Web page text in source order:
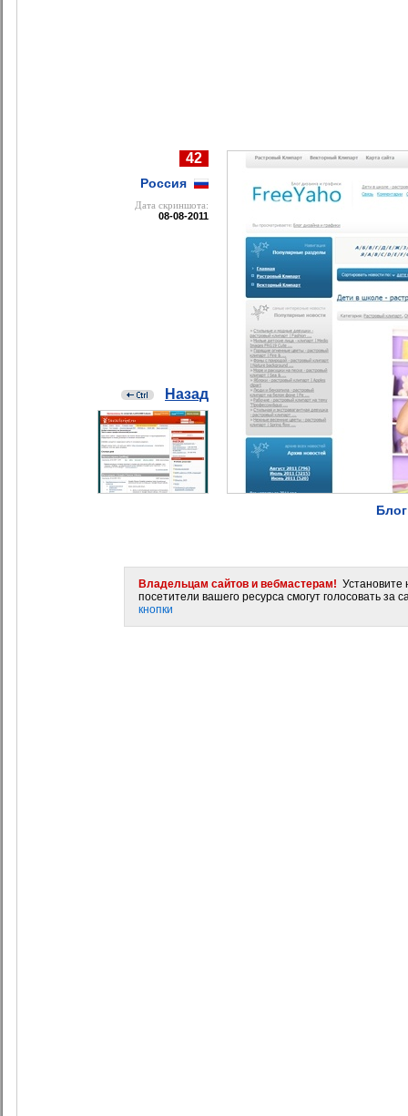
42
Россия
Дата cкриншота:
08-08-2011
Назад
Владельцам сайтов и вебмастерам! Установите
посетители вашего ресурса смогут голосовать за
кнопки